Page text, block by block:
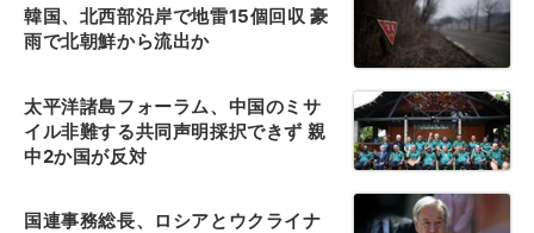
韓国、北西部沿岸で地雷15個回収 豪
雨で北朝鮮から流出か
太平洋諸島フォーラム、中国のミサ
イル非難する共同声明採択できず 親
中2か国が反対
国連事務総長、ロシアとウクライナ